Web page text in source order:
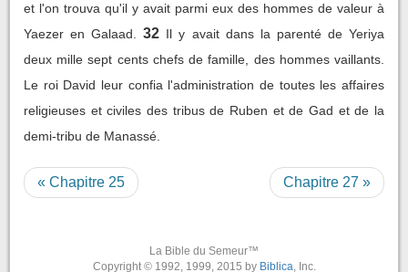
et l'on trouva qu'il y avait parmi eux des hommes de valeur à
Yaezer en Galaad.
32 Il y avait dans la parenté de Yeriya
deux mille sept cents chefs de famille, des hommes vaillants.
Le roi David leur confia l'administration de toutes les affaires
religieuses et civiles des tribus de Ruben et de Gad et de la
demi-tribu de Manassé.
« Chapitre 25 Chapitre 27 »
La Bible du Semeur™
Copyright © 1992, 1999, 2015 by Biblica, Inc.